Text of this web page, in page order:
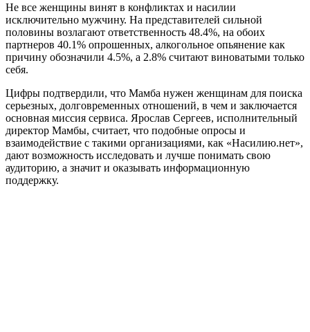
Не все женщины винят в конфликтах и насилии
исключительно мужчину. На представителей сильной
половины возлагают ответственность 48.4%, на обоих
партнеров 40.1% опрошенных, алкогольное опьянение как
причину обозначили 4.5%, а 2.8% считают виноватыми только
себя.
Цифры подтвердили, что Мамба нужен женщинам для поиска
серьезных, долговременных отношений, в чем и заключается
основная миссия сервиса. Ярослав Сергеев, исполнительный
директор Мамбы, считает, что подобные опросы и
взаимодействие с такими организациями, как «Насилию.нет»,
дают возможность исследовать и лучше понимать свою
аудиторию, а значит и оказывать информационную
поддержку.